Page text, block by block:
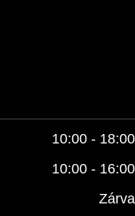
10:00 - 18:00
10:00 - 16:00
Zárva